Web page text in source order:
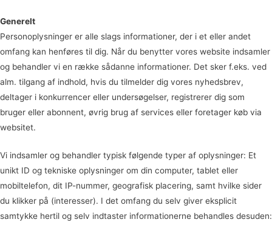
Generelt
Personoplysninger er alle slags informationer, der i et eller andet
omfang kan henføres til dig. Når du benytter vores website indsamler
og behandler vi en række sådanne informationer. Det sker f.eks. ved
alm. tilgang af indhold, hvis du tilmelder dig vores nyhedsbrev,
deltager i konkurrencer eller undersøgelser, registrerer dig som
bruger eller abonnent, øvrig brug af services eller foretager køb via
websitet.
Vi indsamler og behandler typisk følgende typer af oplysninger: Et
unikt ID og tekniske oplysninger om din computer, tablet eller
mobiltelefon, dit IP-nummer, geografisk placering, samt hvilke sider
du klikker på (interesser). I det omfang du selv giver eksplicit
samtykke hertil og selv indtaster informationerne behandles desuden: